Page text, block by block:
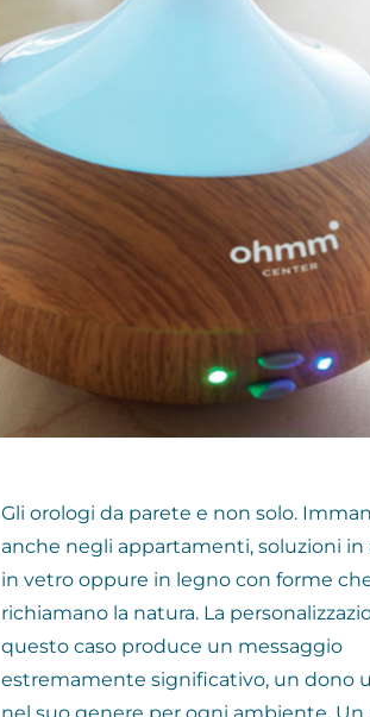
Gli orologi da parete e non solo.
anche negli appartamenti, soluzioni in
in vetro oppure in legno con forme
richiamano la natura. La
questo caso produce un messaggio
estremamente significativo, un dono